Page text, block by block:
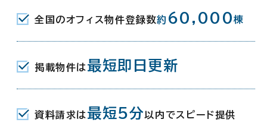
(地下鉄長堀鶴見緑地線) 4番口 2
(地下鉄堺筋線･長堀鶴見緑地線) 3番
橋駅(近鉄難波線) 7番口 14分
全国のオフィス物件登録数約 60,000棟
掲載物件は 最短即日更新
資料請求は 最短5分 以内でスピード提供